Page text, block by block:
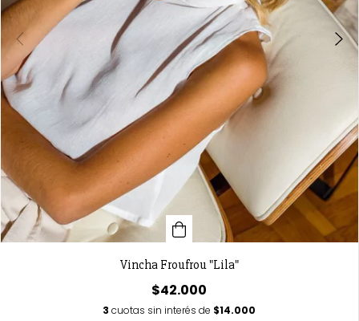
Vincha Froufrou "Lila"
$42.000
3 cuotas sin interés de $14.000